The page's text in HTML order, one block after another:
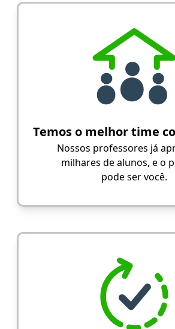
Temos o melhor time
Nossos professores já
milhares de alunos, e o
pode ser você.